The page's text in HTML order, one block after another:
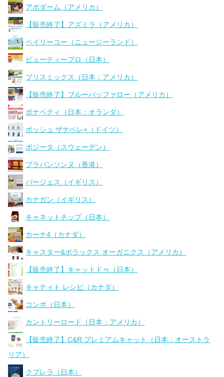
アボダーム（アメリカ）
【販売終了】アズミラ（アメリカ）
ベイリーコー（ニュージーランド）
ビューティープロ（日本）
ブリスミックス（日本：アメリカ）
【販売終了】ブルーバッファロー（アメリカ）
ボナペティ（日本：オランダ）
ボッシュ ザナベレ+（ドイツ）
ボジータ（スウェーデン）
ブラバンソンヌ（香港）
バージェス（イギリス）
カナガン（イギリス）
キャネットチップ（日本）
カーナ4（カナダ）
キャスター&ポラックス オーガニクス（アメリカ）
【販売終了】キャットドゥ（日本）
キャティト レシピ（カナダ）
コンボ（日本）
カントリーロード（日本：アメリカ）
【販売終了】C&R プレミアムキャット（日本：オーストラ
リア）
クプレラ（日本）